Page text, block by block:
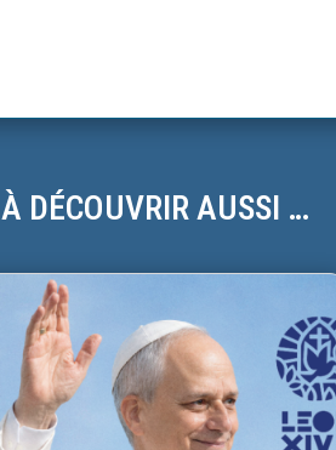
À DÉCOUVRIR AUSSI …